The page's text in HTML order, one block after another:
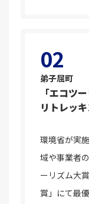
02
弟子屈町
「エコツ
リトレッ
環境省が実
域や事業者
ーリズム大
賞」にて最